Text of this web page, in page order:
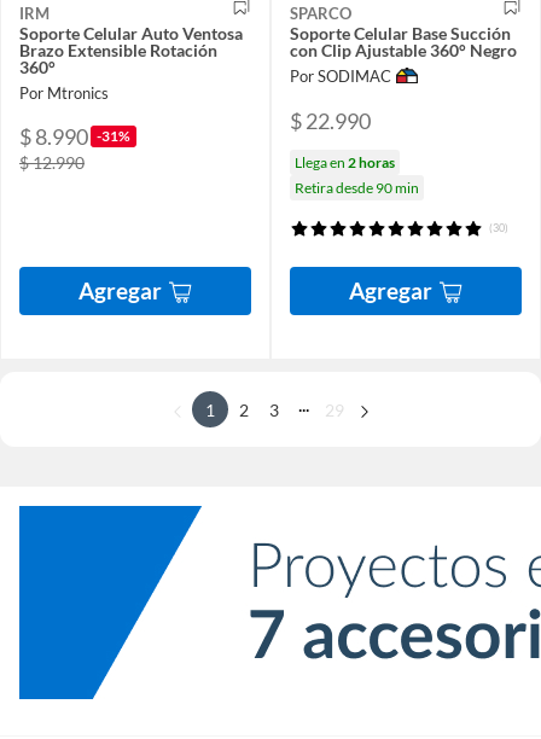
IRM
Soporte Celular Auto Ventosa
Brazo Extensible Rotación
360°
Por Mtronics
$ 8.990 -31%
$ 12.990
Agregar
SPARCO
Soporte Celular Base Succión
con Clip Ajustable 360° Negro
Por SODIMAC
$ 22.990
Llega en 2 horas
Retira desde 90 min
(30)
Agregar
1 2 3 29